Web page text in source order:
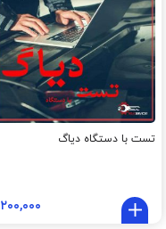
تست با دستگاه دیاگ
۲۰۰,۰۰۰